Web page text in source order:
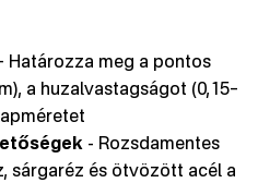
Határozza meg a pontos
a huzalvastagságot (0,15–
- Rozsdamentes
sárgaréz és ötvözött acél a